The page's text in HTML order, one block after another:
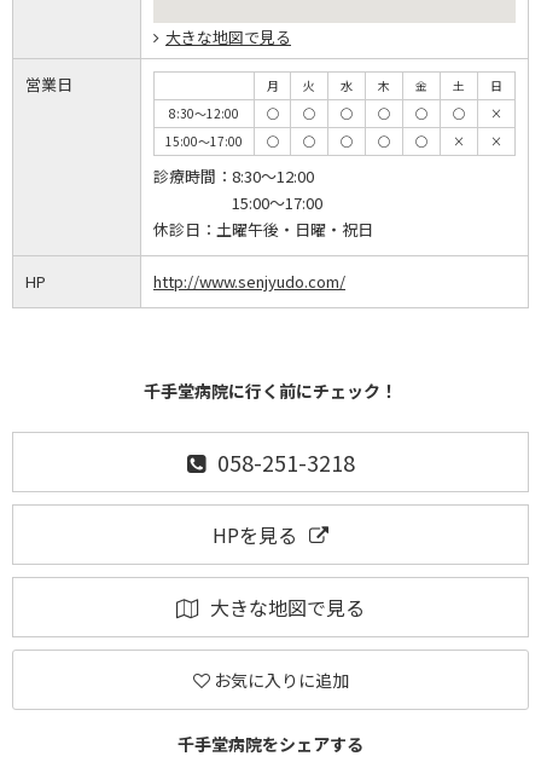
大きな地図で見る
営業日 月 火 水 木 金 土
日
8:30～12:00
◯ ◯ ◯ ◯ ◯ ◯
×
15:00～17:00
◯ ◯ ◯ ◯ ◯ × ×
診療時間： 8:30～12:00
15:00～17:00
休診日： 土曜午後・日曜・祝日
HP http://www.senjyudo.com/
千手堂病院に行く前にチェック！
058-251-3218
HPを見る
大きな地図で見る
お気に入りに追加
千手堂病院をシェアする